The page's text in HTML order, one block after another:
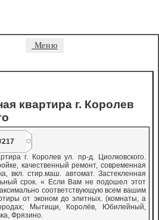
Меню
квартира г. Королев
г. Королев ул. пр-д. Циолковского.
качественный ремонт, современная
вкл. стир.маш. автомат. Застекленная
срок. « Если Вам не подошел этот
соответствующую всем вашим
от эконом до элитных. (комнаты, а
Мытищи, Королёв, Юбилейный,
Фрязино.